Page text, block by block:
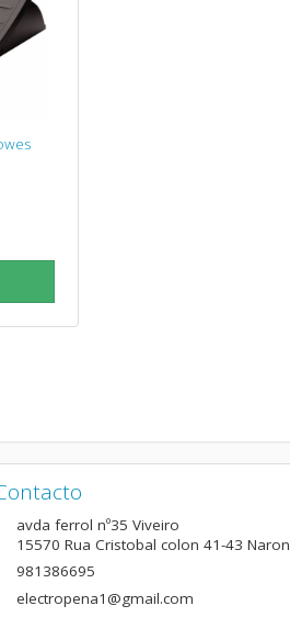
avda ferrol nº35 Viveiro
15570 Rua Cristobal colon 41-43 Naron
981386695
electropena1@gmail.com